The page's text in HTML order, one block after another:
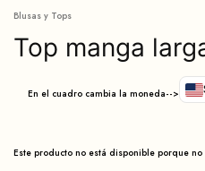
Blusas y Tops
Top manga
En el cuadro cambia la moneda-->
Este producto no está disponible porque